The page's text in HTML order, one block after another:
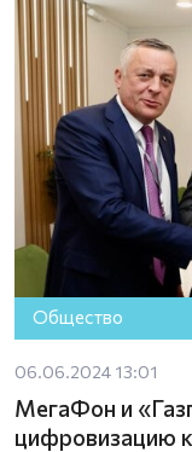
Общество
06.06.2024 13:01
МегаФон и
цифровизацию